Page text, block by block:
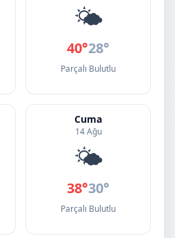
🌤️
40°28°
Parçalı Bulutlu
Cuma
14 Ağu
🌤️
38°30°
Parçalı Bulutlu